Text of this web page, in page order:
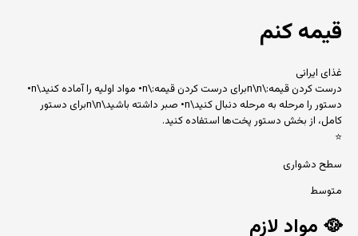
قیمه کنم
غذای ایرانی
درست کردن قیمه:\n\nبرای درست کردن قیمه:\n• مواد اولیه را آماده کنید\n•
دستور را مرحله به مرحله دنبال کنید\n• صبر داشته باشید\n\nبرای دستور
کامل، از بخش دستور پخت‌ها استفاده کنید.
⭐
سطح دشواری
متوسط
🥘 مواد لازم